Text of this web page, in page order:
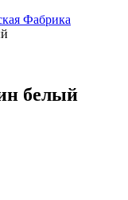
Фабрика
белый